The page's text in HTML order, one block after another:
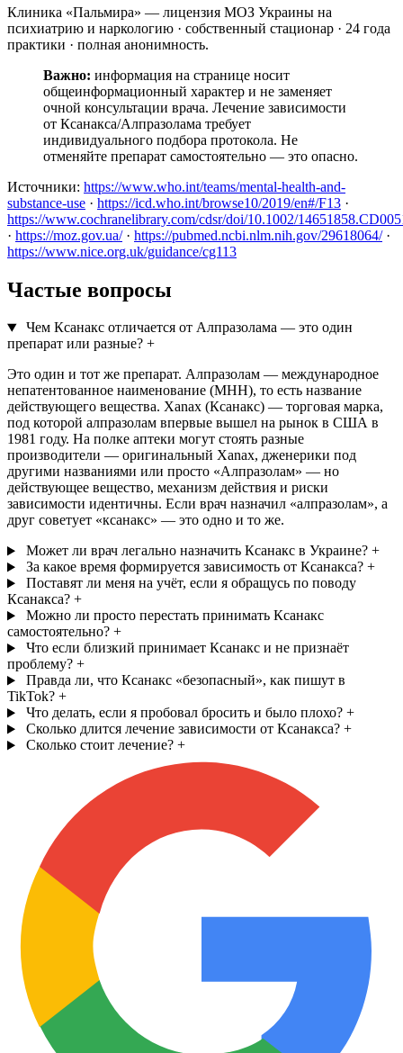
Клиника «Пальмира» — лицензия МОЗ Украины на
психиатрию и наркологию · собственный стационар · 24 года
практики · полная анонимность.
Важно: информация на странице носит
общеинформационный характер и не заменяет
очной консультации врача. Лечение зависимости
от Ксанакса/Алпразолама требует
индивидуального подбора протокола. Не
отменяйте препарат самостоятельно — это опасно.
Источники: https://www.who.int/teams/mental-health-and-
substance-use · https://icd.who.int/browse10/2019/en#/F13 ·
https://www.cochranelibrary.com/cdsr/doi/10.1002/
· https://moz.gov.ua/· https://pubmed.ncbi.nlm.nih.gov/29618064/·
https://www.nice.org.uk/guidance/cg113
Частые вопросы
Чем Ксанакс отличается от Алпразолама — это один
препарат или разные? +
Это один и тот же препарат. Алпразолам — международное
непатентованное наименование (МНН), то есть название
действующего вещества. Xanax (Ксанакс) — торговая марка,
под которой алпразолам впервые вышел на рынок в США в
1981 году. На полке аптеки могут стоять разные
производители — оригинальный Xanax, дженерики под
другими названиями или просто «Алпразолам» — но
действующее вещество, механизм действия и риски
зависимости идентичны. Если врач назначил «алпразолам», а
друг советует «ксанакс» — это одно и то же.
Может ли врач легально назначить Ксанакс в Украине? +
За какое время формируется зависимость от Ксанакса? +
Поставят ли меня на учёт, если я обращусь по поводу
Ксанакса? +
Можно ли просто перестать принимать Ксанакс
самостоятельно? +
Что если близкий принимает Ксанакс и не признаёт
проблему? +
Правда ли, что Ксанакс «безопасный», как пишут в
TikTok? +
Что делать, если я пробовал бросить и было плохо? +
Сколько длится лечение зависимости от Ксанакса? +
Сколько стоит лечение? +